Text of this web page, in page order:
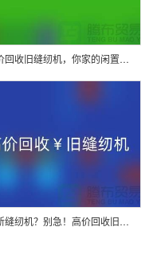
高价回收旧缝纫机，你家的闲置宝贝也能变现！
换新缝纫机？别急！高价回收旧缝纫机让你轻松变现！